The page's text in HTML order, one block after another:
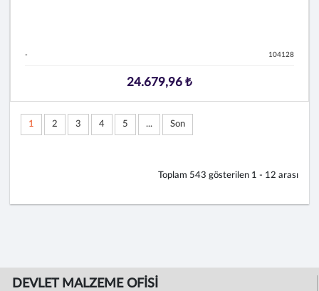
- 104128
24.679,96 ₺
1 2 3 4 5 ... Son
Toplam 543 gösterilen 1 - 12 arası
DEVLET MALZEME OFİSİ